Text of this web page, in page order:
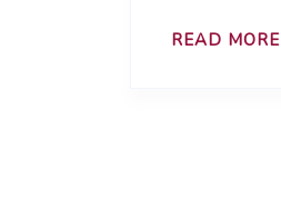
READ MORE